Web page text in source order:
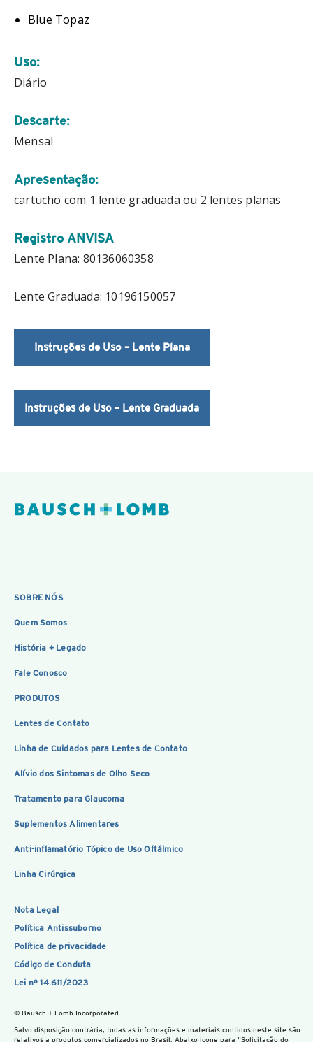
Blue Topaz
Uso:
Diário
Descarte:
Mensal
Apresentação:
cartucho com 1 lente graduada ou 2 lentes planas
Registro ANVISA
Lente Plana: 80136060358
Lente Graduada: 10196150057
Instruções de Uso – Lente Plana
Instruções de Uso – Lente Graduada
SOBRE NÓS
Quem Somos
História + Legado
Fale Conosco
PRODUTOS
Lentes de Contato
Linha de Cuidados para Lentes de Contato
Alívio dos Sintomas de Olho Seco
Tratamento para Glaucoma
Suplementos Alimentares
Anti-inflamatório Tópico de Uso Oftálmico
Linha Cirúrgica
Nota Legal
Política Antissuborno
Política de privacidade
Código de Conduta
Lei nº 14.611/2023
© Bausch + Lomb Incorporated
Salvo disposição contrária, todas as informações e materiais contidos neste site são
relativos a produtos comercializados no Brasil. Abaixo icone para "Solicitação do